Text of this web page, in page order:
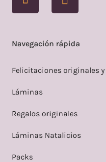
Navegación rápida
Felicitaciones originales
Láminas
Regalos originales
Láminas Natalicios
Packs